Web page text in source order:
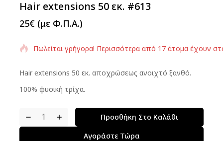
Hair extensions 50 εκ. #613
25€ (με Φ.Π.Α.)
Πωλείται γρήγορα! Περισσότερα από 17 άτομα έχουν
Hair extensions 50 εκ. αποχρώσεως ανοιχτό ξανθό.
100% φυσική τρίχα.
Προσθήκη Στο Καλάθι
Αγοράστε Τώρα